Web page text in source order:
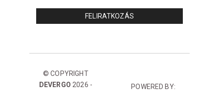
© COPYRIGHT
DEVERGO 2026 - POWERED BY: